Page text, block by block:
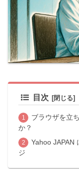
目次
ブラウザを立
か？
Yahoo JAPAN
ジ